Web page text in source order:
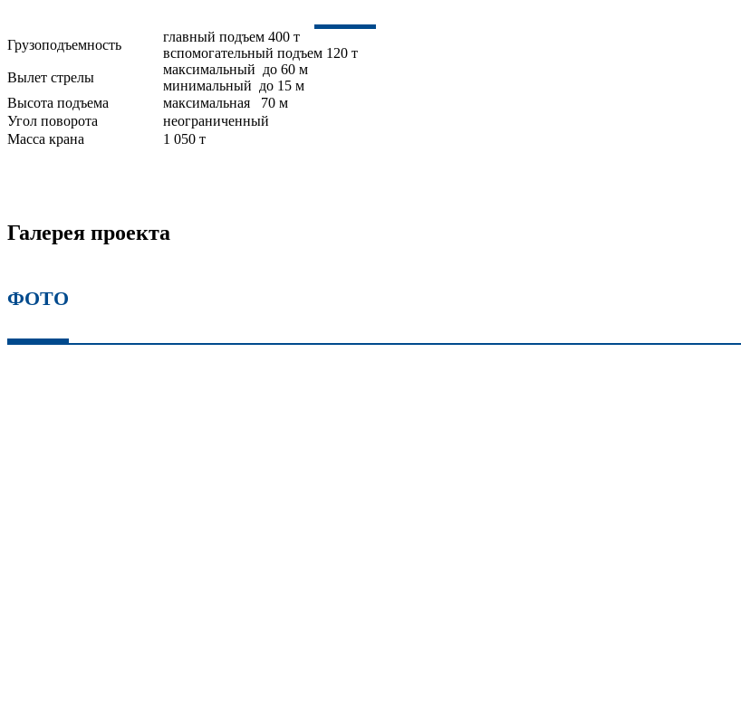
Грузоподъемность
главный подъем 400 т
вспомогательный подъем 120 т
Вылет стрелы
максимальный до 60 м
минимальный до 15 м
Высота подъема
максимальная 70 м
Угол поворота
неограниченный
Масса крана
1 050 т
Галерея проекта
ФОТО